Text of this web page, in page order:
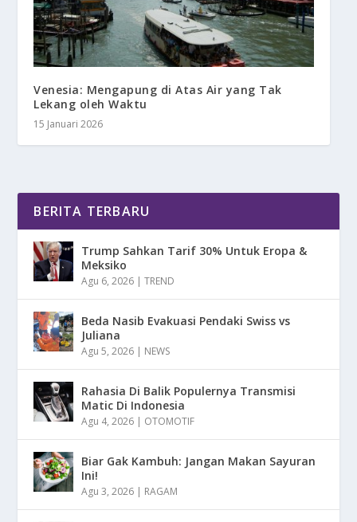
Venesia: Mengapung di Atas Air yang Tak
Lekang oleh Waktu
15 Januari 2026
BERITA TERBARU
Trump Sahkan Tarif 30% Untuk Eropa &
Meksiko
Agu 6, 2026 |TREND
Beda Nasib Evakuasi Pendaki Swiss vs
Juliana
Agu 5, 2026 | NEWS
Rahasia Di Balik Populernya Transmisi
Matic Di Indonesia
Agu 4, 2026 | OTOMOTIF
Biar Gak Kambuh: Jangan Makan Sayuran
Ini!
Agu 3, 2026 | RAGAM